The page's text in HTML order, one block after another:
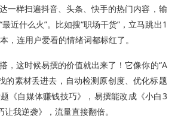
一样扫遍抖音、头条、快手的热门内容，输
近什么火”。比如搜“职场干货”，立马跳出1
，连用户爱看的情绪词都标红了。
，这时候易撰的价值就出来了！它像你的“A
的素材丢进去，自动检测原创度、优化标题
《自媒体赚钱技巧》，易撰能改成《小白3
我逆袭》，流量直接翻倍。